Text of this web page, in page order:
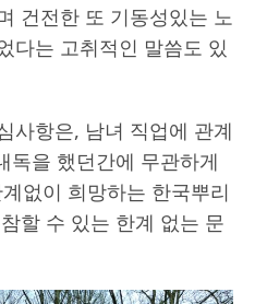
건전한 또 기동성있는 노
다는 고취적인 말씀도 있
사항은, 남녀 직업에 관계
독을 했던간에 무관하게
없이 희망하는 한국뿌리
할 수 있는 한계 없는 문